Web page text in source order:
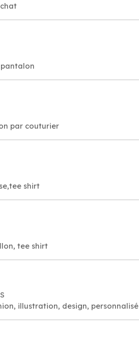
par couturier
shirt
tee shirt
illustration, design, personnalisé